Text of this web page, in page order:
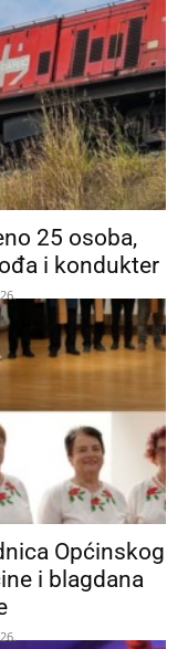
25 osoba,
i kondukter
Općinskog
i blagdana